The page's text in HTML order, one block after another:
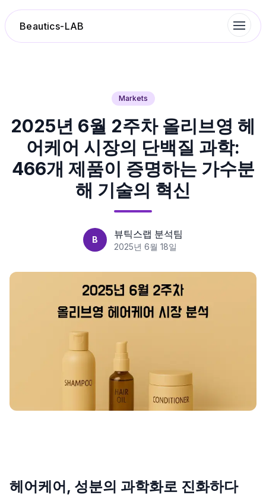
Beautics-LAB
성분분석
나의 스킨케어
Markets
2025년 6월 2주차 올리브영 헤
어케어 시장의 단백질 과학:
466개 제품이 증명하는 가수분
해 기술의 혁신
B 뷰틱스랩 분석팀
2025년 6월 18일
헤어케어, 성분의 과학화로 진화하다